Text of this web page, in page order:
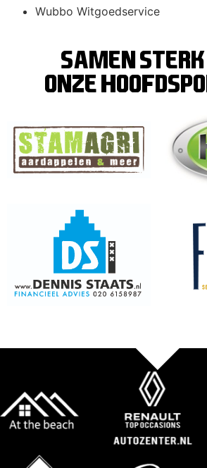
Wubbo Witgoedservice
SAMEN
ONZE